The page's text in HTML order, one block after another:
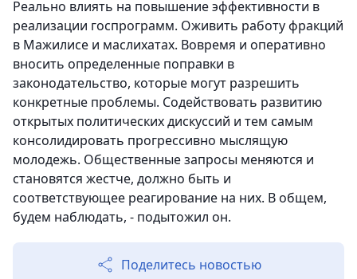
Реально влиять на повышение эффективности в
реализации госпрограмм. Оживить работу фракций
в Мажилисе и маслихатах. Вовремя и оперативно
вносить определенные поправки в
законодательство, которые могут разрешить
конкретные проблемы. Содействовать развитию
открытых политических дискуссий и тем самым
консолидировать прогрессивно мыслящую
молодежь. Общественные запросы меняются и
становятся жестче, должно быть и
соответствующее реагирование на них. В общем,
будем наблюдать, - подытожил он.
Поделитесь новостью